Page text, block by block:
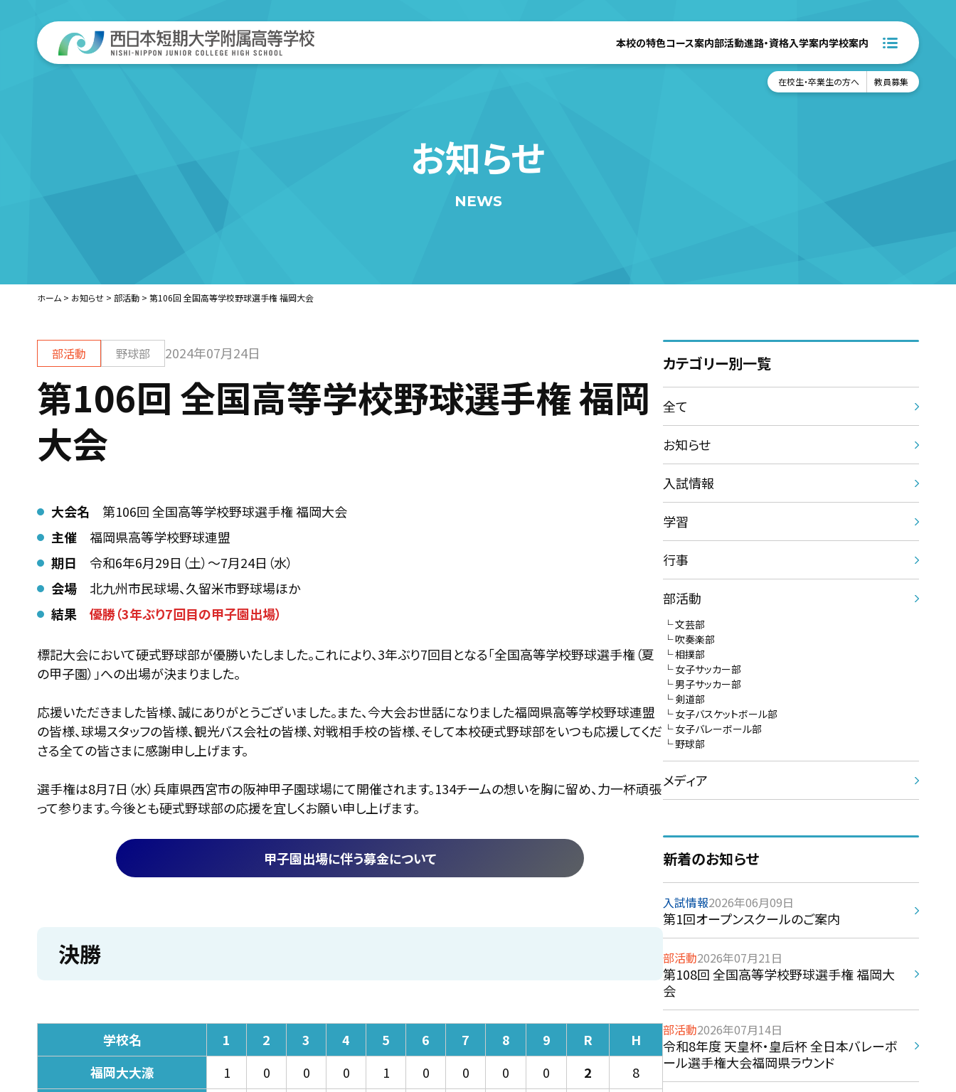
本校の特色コース案内部活動進路・資格入学案内学校案内
在校生・卒業生の方へ 教員募集
お知らせ
NEWS
ホーム > お知らせ > 部活動 > 第106回 全国高等学校野球選手権 福岡大会
部活動 野球部 2024年07月24日
第106回 全国高等学校野球選手権 福岡
大会
大会名 第106回 全国高等学校野球選手権 福岡大会
主催 福岡県高等学校野球連盟
期日 令和6年6月29日（土）～7月24日（水）
会場 北九州市民球場、久留米市野球場ほか
結果
優勝（3年ぶり7回目の甲子園出場）
標記大会において硬式野球部が優勝いたしました。これにより、3年ぶり7回目となる「全国高等学校野球選手権（夏
の甲子園）」への出場が決まりました。
応援いただきました皆様、誠にありがとうございました。また、今大会お世話になりました福岡県高等学校野球連盟
の皆様、球場スタッフの皆様、観光バス会社の皆様、対戦相手校の皆様、そして本校硬式野球部をいつも応援してくだ
さる全ての皆さまに感謝申し上げます。
選手権は8月7日（水）兵庫県西宮市の阪神甲子園球場にて開催されます。134チームの想いを胸に留め、力一杯頑張
って参ります。今後とも硬式野球部の応援を宜しくお願い申し上げます。
甲子園出場に伴う募金について
決勝
学校名 1 2 3 4 5 6 7 8 9 R
H
福岡大大濠
1 0 0 0 1 0 0 0 0 2
8
カテゴリー別一覧
全て
お知らせ
入試情報
学習
行事
部活動
文芸部
吹奏楽部
相撲部
女子サッカー部
男子サッカー部
剣道部
女子バスケットボール部
女子バレーボール部
野球部
メディア
新着のお知らせ
入試情報2026年06月09日
第1回オープンスクールのご案内
部活動2026年07月21日
第108回 全国高等学校野球選手権 福岡大
会
部活動2026年07月14日
令和8年度 天皇杯・皇后杯 全日本バレーボ
ール選手権大会福岡県ラウンド